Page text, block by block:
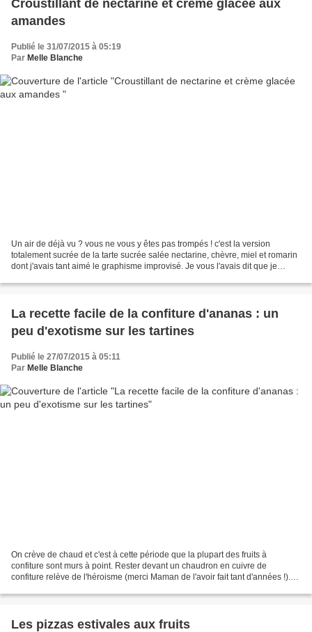
Croustillant de nectarine et crème glacée aux
amandes
Publié le 31/07/2015 à 05:19
Par Melle Blanche
Un air de déjà vu ? vous ne vous y êtes pas trompés ! c'est la version
totalement sucrée de la tarte sucrée salée nectarine, chèvre, miel et romarin
dont j'avais tant aimé le graphisme improvisé. Je vous l'avais dit que je
La recette facile de la confiture d'ananas : un
peu d'exotisme sur les tartines
Publié le 27/07/2015 à 05:11
Par Melle Blanche
On crève de chaud et c'est à cette période que la plupart des fruits à
confiture sont murs à point. Rester devant un chaudron en cuivre de
confiture relève de l'héroisme (merci Maman de l'avoir fait tant d'années !).
Les pizzas estivales aux fruits